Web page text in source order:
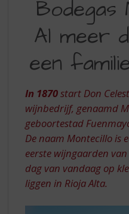
MONTECILLO
MEER
DAN
150
JAAR
EEN
FAMILIE
WIJNBEDRIJF
Bodegas
Al meer
een
In 1870start Don
wijnbedrijf, genaamd
geboortestad
De naam Montecillo is
eerste wijngaarden
dag van vandaag op
liggen in Rioja Alta.